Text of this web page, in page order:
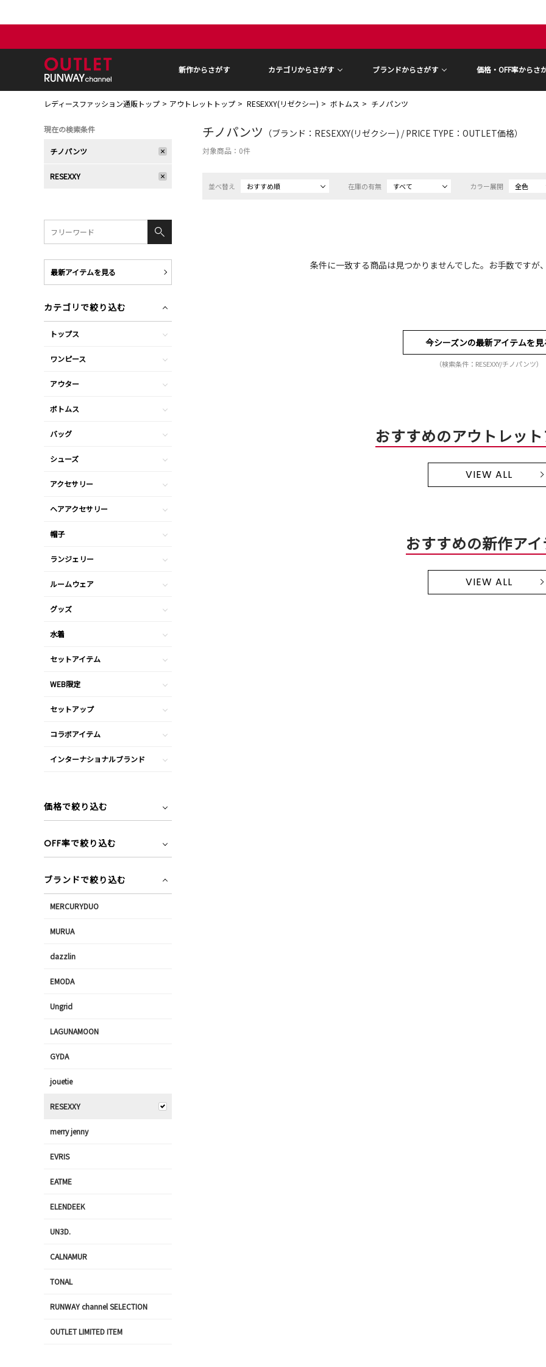
新作からさがす カテゴリからさがす ブランドからさがす 価格・OFF率からさ
レディースファッション通販トップ アウトレットトップ RESEXXY(リゼクシー) ボトムス チノパンツ
チノパンツ （ブランド：RESEXXY(リゼクシー) / PRICE TYPE：OUTLET価格）
対象商品： 0件
並べ替え おすすめ順 在庫の有無 すべて カラー展開 全色
条件に一致する商品は見つかりませんでした。お手数ですが
今シーズンの最新アイテムを見
（検索条件：RESEXXY/チノパンツ）
おすすめのアウトレッ
VIEW ALL
おすすめの新作ア
VIEW ALL
現在の検索条件
チノパンツ
RESEXXY
最新アイテムを見る
カテゴリで絞り込む
トップス
ワンピース
アウター
ボトムス
バッグ
シューズ
アクセサリー
ヘアアクセサリー
帽子
ランジェリー
ルームウェア
グッズ
水着
セットアイテム
WEB限定
セットアップ
コラボアイテム
インターナショナルブランド
価格で絞り込む
OFF率で絞り込む
ブランドで絞り込む
MERCURYDUO
MURUA
dazzlin
EMODA
Ungrid
LAGUNAMOON
GYDA
jouetie
RESEXXY
merry jenny
EVRIS
EATME
ELENDEEK
UN3D.
CALNAMUR
TONAL
RUNWAY channel SELECTION
OUTLET LIMITED ITEM